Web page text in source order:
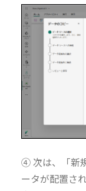
④ 次は、「新
ータが配置さ